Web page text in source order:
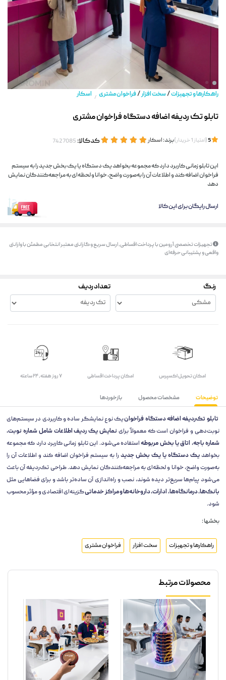
راهکارها و تجهیزات/سخت افزار/فراخوان مشتری / اسکار
تابلو تک ردیفه اضافه دستگاه فراخوان مشتری
(امتیاز1خریدار)برند:اسکار کدکالا:
این تابلو زمانی کاربرد دارد که مجموعه بخواهد یک دستگاه یا یک بخش جدید را به سیستم
فراخوان اضافه کند و اطلاعات آن را به‌صورت واضح، خوانا و لحظه‌ای به مراجعه‌کنندگان نمایش
دهد
ارسال رایگان برای این کالا
تجهیزات تخصصی آرومین با پرداخت اقساطی، ارسال سریع و گارانتی معتبر انتخابی مطمئن با وارانتی
واقعی و پشتیبانی حرفه‌ای
رنگ تعداد ردیف
اﻣﮑﺎن ﺗﺤﻮﯾﻞ اﮐﺴﭙﺮس امکان پرداخت اقساطی ۷ روز ﻫﻔﺘﻪ، ۲۴ ﺳﺎﻋﺘﻪ
توضیحات مشخصات محصول بازخوردها
تابلو تک‌ردیفه اضافه دستگاه فراخوانیک نوع نمایشگر ساده و کاربردی در سیستم‌های
نوبت‌دهی و فراخوان است که معمولاً برای نمایش یک ردیف اطلاعات شامل شماره نوبت،
شماره باجه، اتاق یا بخش مربوطهاستفاده می‌شود. این تابلو زمانی کاربرد دارد که مجموعه
بخواهدیک دستگاه یا یک بخش جدیدرا به سیستم فراخوان اضافه کند و اطلاعات آن را
به‌صورت واضح، خوانا و لحظه‌ای به مراجعه‌کنندگان نمایش دهد. طراحی تک‌ردیفه آن باعث
می‌شود پیام‌ها سریع‌تر دیده شوند، نصب و راه‌اندازی آن ساده‌تر باشد و برای فضاهایی مثل
بانک‌ها، درمانگاه‌ها، ادارات، داروخانه‌ها و مراکز خدماتیگزینه‌ای اقتصادی و مؤثر محسوب
شود.
بخشها :
راهکارها و تجهیزات سخت افزار فراخوان مشتری
محصولات مرتبط